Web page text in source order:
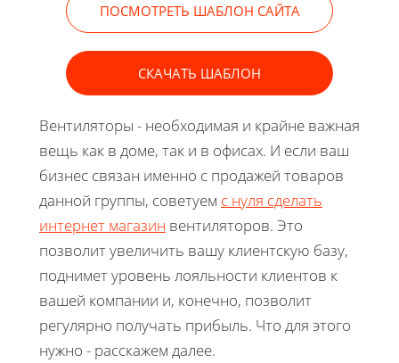
ПОСМОТРЕТЬ ШАБЛОН САЙТА
СКАЧАТЬ ШАБЛОН
Вентиляторы - необходимая и крайне важная
вещь как в доме, так и в офисах. И если ваш
бизнес связан именно с продажей товаров
данной группы, советуем с нуля сделать
интернет магазин вентиляторов. Это
позволит увеличить вашу клиентскую базу,
поднимет уровень лояльности клиентов к
вашей компании и, конечно, позволит
регулярно получать прибыль. Что для этого
нужно - расскажем далее.